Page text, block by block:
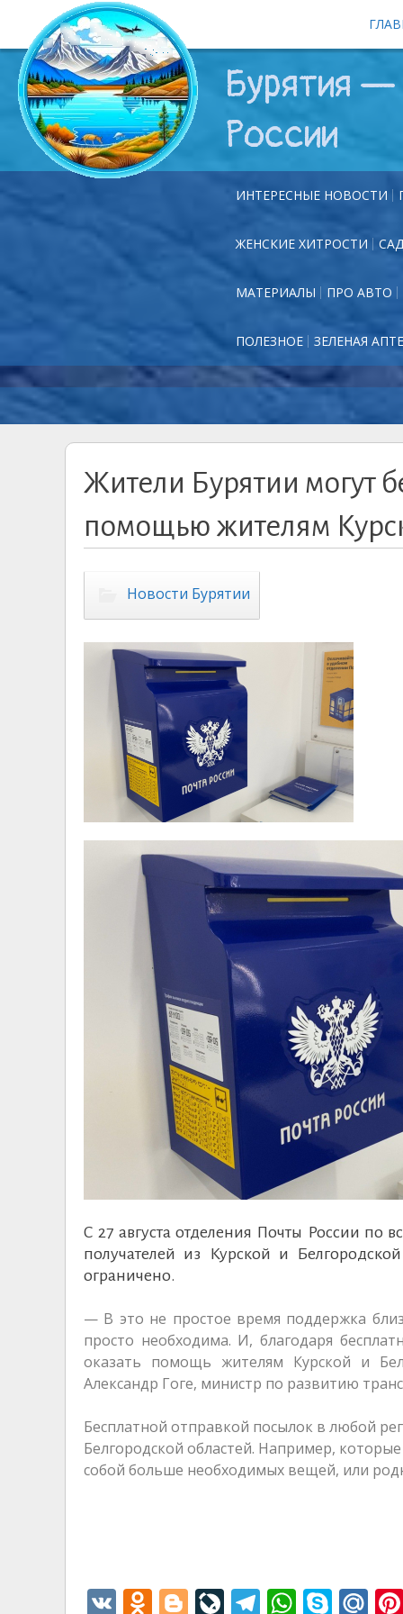
Бурятия —
России
ИНТЕРЕСНЫЕ НОВОСТИ
ЖЕНСКИЕ ХИТРОСТИ
МАТЕРИАЛЫ ПРО АВТО
ПОЛЕЗНОЕ ЗЕЛЕНАЯ
Жители Бурятии могут
помощью жителям
Новости Бурятии
С 27 августа отделения Почты России по
получателей из Курской и
ограничено.
— В это не простое время поддержка
просто необходима. И, благодаря
оказать помощь жителям Курской и
Александр Гоге, министр по развитию
Бесплатной отправкой посылок в любой
Белгородской областей. Например,
собой больше необходимых вещей, или
V O Bl Li T W S M